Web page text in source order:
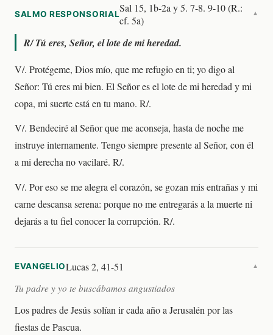
SALMO RESPONSORIALSal 15, 1b-2a y 5. 7-8. 9-10 (R.:
cf. 5a)
▼
R/Tú eres, Señor, el lote de mi heredad.
V/. Protégeme, Dios mío, que me refugio en ti; yo digo al
Señor: Tú eres mi bien. El Señor es el lote de mi heredad y mi
copa, mi suerte está en tu mano. R/.
V/. Bendeciré al Señor que me aconseja, hasta de noche me
instruye internamente. Tengo siempre presente al Señor, con él
a mi derecha no vacilaré. R/.
V/. Por eso se me alegra el corazón, se gozan mis entrañas y mi
carne descansa serena: porque no me entregarás a la muerte ni
dejarás a tu fiel conocer la corrupción. R/.
EVANGELIOLucas 2, 41-51 ▼
Tu padre y yo te buscábamos angustiados
Los padres de Jesús solían ir cada año a Jerusalén por las
fiestas de Pascua.